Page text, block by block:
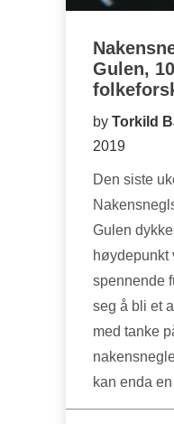
Gulen,
by Torkild
2019
Den siste
Gulen
høydepunkt
spennende
seg å bli et
med tanke
kan enda